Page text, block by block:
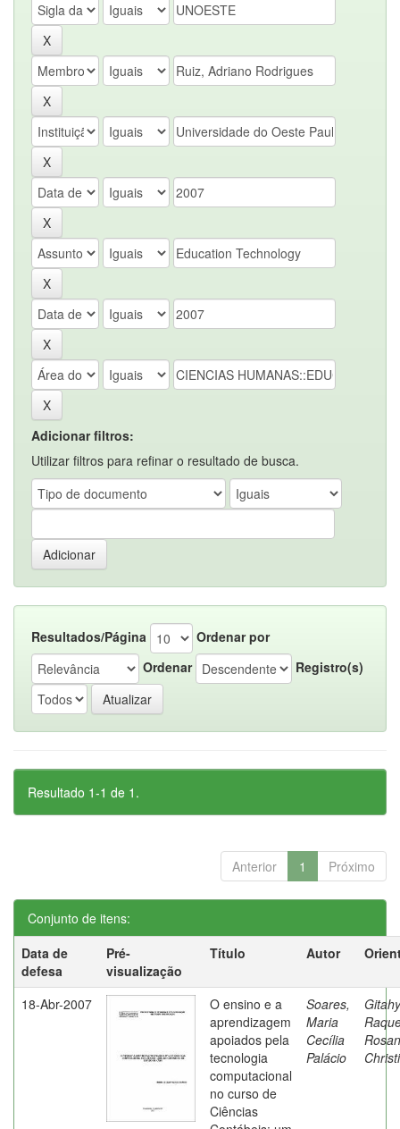
Adicionar filtros:
Utilizar filtros para refinar o resultado de busca.
Resultados/Página
Ordenar por
Ordenar
Registro(s)
Resultado 1-1 de 1.
Anterior 1 Próximo
Conjunto de itens:
Data de
defesa
Pré-
visualização
Título Autor
18-Abr-2007
O ensino e a
aprendizagem
apoiados pela
tecnologia
computacional
no curso de
Ciências
Soares,
Maria
Cecília
Palácio
Rosan